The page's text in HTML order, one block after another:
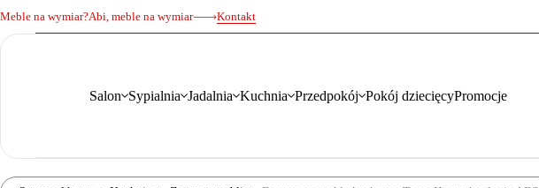
Meble na wymiar?Abi, meble na wymiar Kontakt
Salon Sypialnia Jadalnia Kuchnia Przedpokój Pokój dziecięcyPromocje